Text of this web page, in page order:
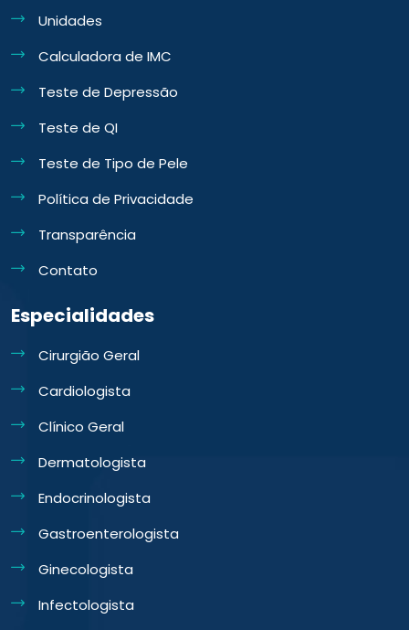
Unidades
Calculadora de IMC
Teste de Depressão
Teste de QI
Teste de Tipo de Pele
Política de Privacidade
Transparência
Contato
Especialidades
Cirurgião Geral
Cardiologista
Clínico Geral
Dermatologista
Endocrinologista
Gastroenterologista
Ginecologista
Infectologista